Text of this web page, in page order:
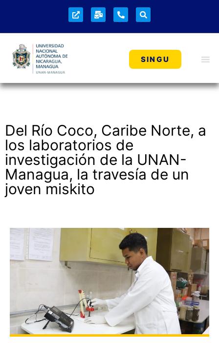
SINGU
Del Río Coco, Caribe Norte, a
los laboratorios de
investigación de la UNAN-
Managua, la travesía de un
joven miskito